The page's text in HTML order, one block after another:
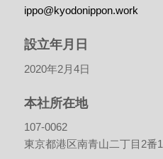
ippo@kyodonippon.work
設立年月日
2020年2月4日
本社所在地
107-0062
東京都港区南青山二丁目2番